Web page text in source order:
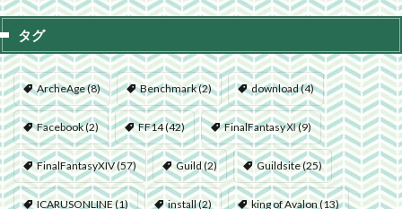
タグ
ArcheAge(8) Benchmark(2) download(4)
Facebook(2) FF14(42) FinalFantasyⅪ(9)
FinalFantasyXIV(57) Guild(2) Guildsite(25)
ICARUSONLINE(1) install(2) king of Avalon(13)